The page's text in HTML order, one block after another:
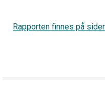
Rapporten finnes på